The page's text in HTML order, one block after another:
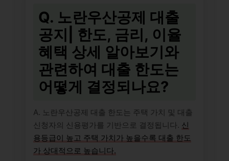
Q. 노란우산공제 대출
공지| 한도, 금리, 이율
혜택 상세 알아보기와
관련하여 대출 한도는
어떻게 결정되나요?
A. 노란우산공제 대출 한도는 주택 가치 및 대출
신청자의 신용평가를 기반으로 결정됩니다. 신
용등급이 높고 주택 가치가 높을수록 대출 한도
가 상대적으로 높습니다.